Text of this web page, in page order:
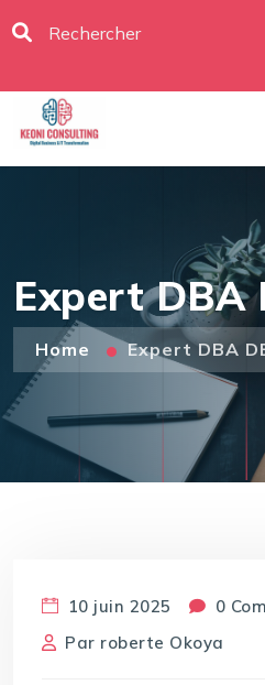
Expert DBA
Home Expert DBA
10 juin 2025
0
Par roberte Okoya